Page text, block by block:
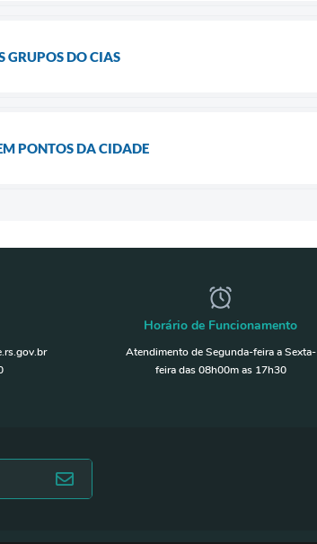
GRUPOS DO CIAS
PONTOS DA CIDADE
Horário de Funcionamento
Atendimento de Segunda-feira a Sexta-
feira das 08h00m as 17h30